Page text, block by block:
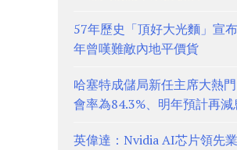
57年歷史「頂好大光麵」宣
年曾嘆難敵內地平價貨
哈塞特成儲局新任主席大熱
會率為84.3%、明年預計再減
英偉達：Nvidia AI芯片領先